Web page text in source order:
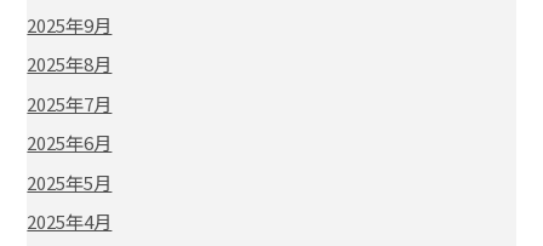
2025年9月
2025年8月
2025年7月
2025年6月
2025年5月
2025年4月